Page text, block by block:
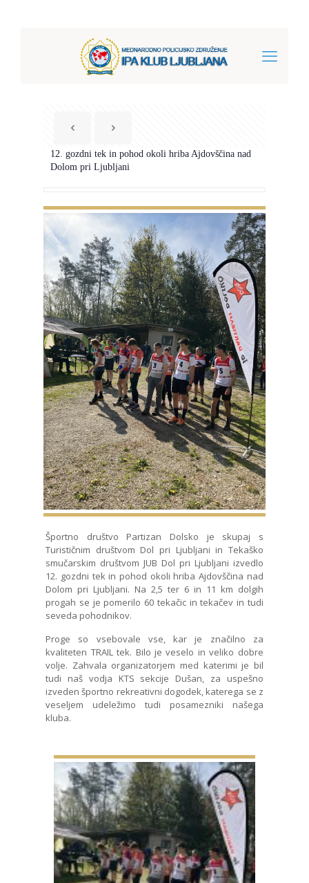
12. gozdni tek in pohod okoli hriba Ajdovščina nad
Dolom pri Ljubljani
Športno društvo Partizan Dolsko je skupaj s
Turističnim društvom Dol pri Ljubljani in Tekaško
smučarskim društvom JUB Dol pri Ljubljani izvedlo
12. gozdni tek in pohod okoli hriba Ajdovščina nad
Dolom pri Ljubljani. Na 2,5 ter 6 in 11 km dolgih
progah se je pomerilo 60 tekačic in tekačev in tudi
seveda pohodnikov.
Proge so vsebovale vse, kar je značilno za
kvaliteten TRAIL tek. Bilo je veselo in veliko dobre
volje. Zahvala organizatorjem med katerimi je bil
tudi naš vodja KTS sekcije Dušan, za uspešno
izveden športno rekreativni dogodek, katerega se z
veseljem udeležimo tudi posamezniki našega
kluba.